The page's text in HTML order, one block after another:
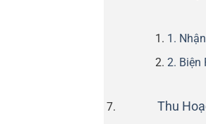
1.
2. Biện
Thu